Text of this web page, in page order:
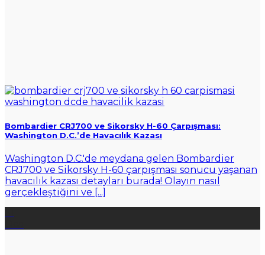
Bombardier CRJ700 ve Sikorsky H-60 Çarpışması:
Washington D.C.’de Havacılık Kazası
Washington D.C.'de meydana gelen Bombardier
CRJ700 ve Sikorsky H-60 çarpışması sonucu yaşanan
havacılık kazası detayları burada! Olayın nasıl
gerçekleştiğini ve [...]